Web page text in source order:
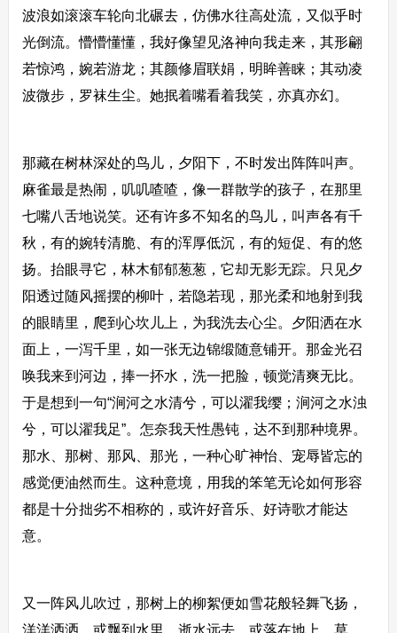
波浪如滚滚车轮向北碾去，仿佛水往高处流，又似乎时
光倒流。懵懵懂懂，我好像望见洛神向我走来，其形翩
若惊鸿，婉若游龙；其颜修眉联娟，明眸善睐；其动凌
波微步，罗袜生尘。她抿着嘴看着我笑，亦真亦幻。
那藏在树林深处的鸟儿，夕阳下，不时发出阵阵叫声。
麻雀最是热闹，叽叽喳喳，像一群散学的孩子，在那里
七嘴八舌地说笑。还有许多不知名的鸟儿，叫声各有千
秋，有的婉转清脆、有的浑厚低沉，有的短促、有的悠
扬。抬眼寻它，林木郁郁葱葱，它却无影无踪。只见夕
阳透过随风摇摆的柳叶，若隐若现，那光柔和地射到我
的眼睛里，爬到心坎儿上，为我洗去心尘。夕阳洒在水
面上，一泻千里，如一张无边锦缎随意铺开。那金光召
唤我来到河边，捧一抔水，洗一把脸，顿觉清爽无比。
于是想到一句“涧河之水清兮，可以濯我缨；涧河之水浊
兮，可以濯我足”。怎奈我天性愚钝，达不到那种境界。
那水、那树、那风、那光，一种心旷神怡、宠辱皆忘的
感觉便油然而生。这种意境，用我的笨笔无论如何形容
都是十分拙劣不相称的，或许好音乐、好诗歌才能达
意。
又一阵风儿吹过，那树上的柳絮便如雪花般轻舞飞扬，
洋洋洒洒，或飘到水里，逝水远去，或落在地上、草